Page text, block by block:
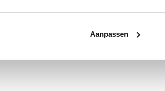
Aanpassen